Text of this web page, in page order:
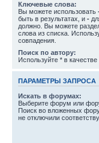
Ключевые слова:
Вы можете использовать
быть в результатах, и -
должно. Вы можете
слова из списка.
совпадения.
Поиск по автору:
Используйте * в
ПАРАМЕТРЫ ЗАПРОСА
Искать в форумах:
Выберите форум или
Поиск во вложенных
не отключили